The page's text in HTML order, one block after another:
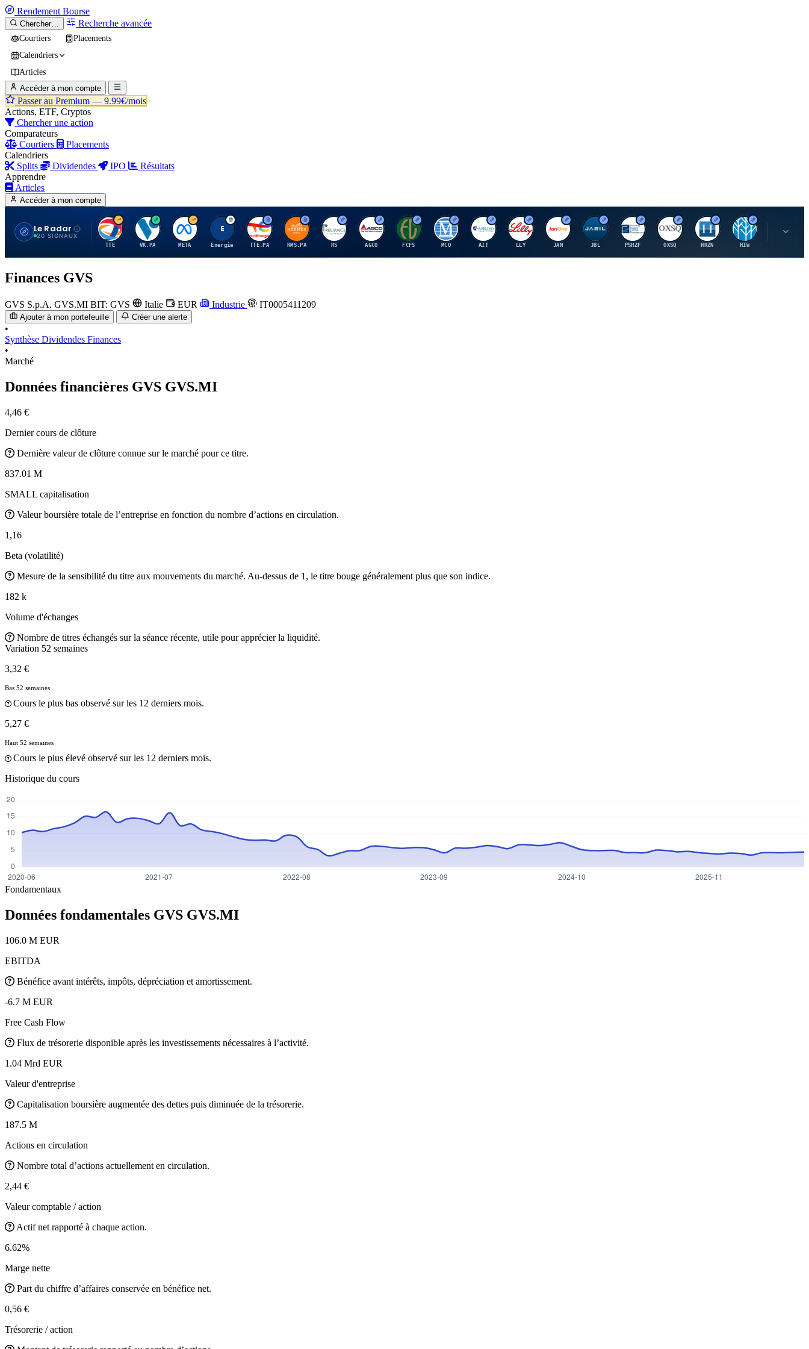
Rendement Bourse
Chercher… Recherche avancée
Courtiers
Placements
Calendriers
Articles
Accéder à mon compte
Passer au Premium — 9.99€/mois
Actions, ETF, Cryptos
Chercher une action
Comparateurs
Courtiers
Placements
Calendriers
Splits
Dividendes IPO
Résultats
Apprendre
Articles
Accéder à mon compte
Le Radar
20 SIGNAUX
T
TTE
V
VK.PA
M
META
E
Energie
T
TTE.PA
H
RMS.PA
R
RS
A
AGCO
F
FCFS
M
MCO
A
AIT
E
LLY
J
JAN
J
JBL
P
PSHZF
O
OXSQ
H
HRZN
H
HIW
U
Finances GVS
GVS S.p.A. GVS.MI BIT: GVS Italie EUR Industrie IT0005411209
Ajouter à mon portefeuille Créer une alerte
•
Synthèse Dividendes Finances
•
Marché
Données financières GVS GVS.MI
4,46 €
Dernier cours de clôture
Dernière valeur de clôture connue sur le marché pour ce titre.
837.01 M
SMALL capitalisation
Valeur boursière totale de l’entreprise en fonction du nombre d’actions en circulation.
1,16
Beta (volatilité)
Mesure de la sensibilité du titre aux mouvements du marché. Au-dessus de 1, le titre bouge généralement plus que son indice.
182 k
Volume d'échanges
Nombre de titres échangés sur la séance récente, utile pour apprécier la liquidité.
Variation 52 semaines
3,32 €
Bas 52 semaines
Cours le plus bas observé sur les 12 derniers mois.
5,27 €
Haut 52 semaines
Cours le plus élevé observé sur les 12 derniers mois.
Historique du cours
Fondamentaux
Données fondamentales GVS GVS.MI
106.0 M EUR
EBITDA
Bénéfice avant intérêts, impôts, dépréciation et amortissement.
-6.7 M EUR
Free Cash Flow
Flux de trésorerie disponible après les investissements nécessaires à l’activité.
1.04 Mrd EUR
Valeur d'entreprise
Capitalisation boursière augmentée des dettes puis diminuée de la trésorerie.
187.5 M
Actions en circulation
Nombre total d’actions actuellement en circulation.
2,44 €
Valeur comptable / action
Actif net rapporté à chaque action.
6.62%
Marge nette
Part du chiffre d’affaires conservée en bénéfice net.
0,56 €
Trésorerie / action